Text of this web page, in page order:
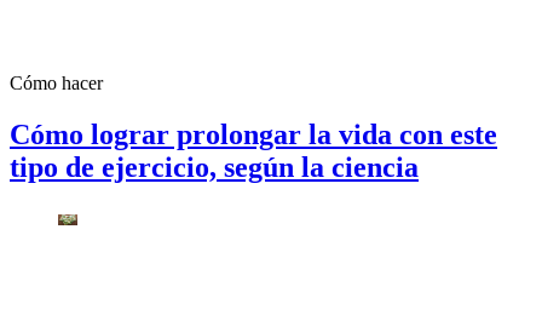
Cómo hacer
Cómo lograr prolongar la vida con este
tipo de ejercicio, según la ciencia